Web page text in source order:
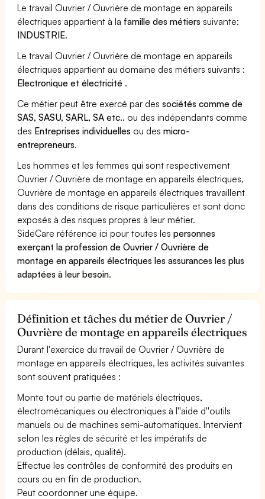
Le travail Ouvrier / Ouvrière de montage en appareils
électriques appartient à la famille des métiers suivante:
INDUSTRIE.
Le travail Ouvrier / Ouvrière de montage en appareils
électriques appartient au domaine des métiers suivants :
Electronique et électricité .
Ce métier peut être exercé par dessociétés comme de
SAS, SASU, SARL, SA etc.. ou des indépendants comme
des Entreprises individuelles ou desmicro-
entrepreneurs.
Les hommes et les femmes qui sont respectivement
Ouvrier / Ouvrière de montage en appareils électriques,
Ouvrière de montage en appareils électriques travaillent
dans des conditions de risque particulières et sont donc
exposés à des risques propres à leur métier.
SideCare référence ici pour toutes lespersonnes
exerçant la profession de Ouvrier / Ouvrière de
montage en appareils électriques les assurances les plus
adaptées à leur besoin.
Définition et tâches du métier de Ouvrier /
Ouvrière de montage en appareils électriques
Durant l'exercice du travail de Ouvrier / Ouvrière de
montage en appareils électriques, les activités suivantes
sont souvent pratiquées :
Monte tout ou partie de matériels électriques,
électromécaniques ou électroniques à l''aide d''outils
manuels ou de machines semi-automatiques. Intervient
selon les règles de sécurité et les impératifs de
production (délais, qualité).
Effectue les contrôles de conformité des produits en
cours ou en fin de production.
Peut coordonner une équipe.